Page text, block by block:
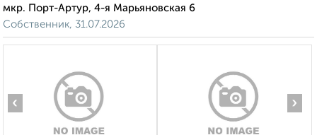
мкр. Порт-Артур, 4-я Марьяновская 6
Собственник, 31.07.2026
‹ ›